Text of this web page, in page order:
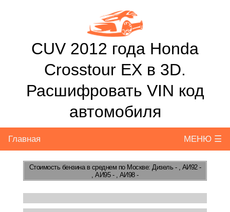
CUV 2012 года Honda
Crosstour EX в 3D.
Расшифровать VIN код
автомобиля
Главная МЕНЮ ☰
Стоимость бензинав среднем по Москве: Дизель - , АИ92 -
, АИ95 - , АИ98 -